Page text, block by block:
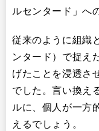
ルセンタード」へ
従来のように組織
ンタード）で捉え
げたことを浸透さ
でした。言い換え
ルに、個人が一方
えるでしょう。